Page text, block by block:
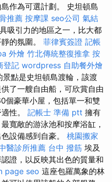
作為可選計劃。 史坦頓島
推薦 按摩課 seo公司 氣結
吸引力的地區之一，比大都
的氛圍。 菲律賓簽證 記帳
外燴 竹北傳統整復推拿 按
登記 wordpress 自助餐外燴
景點是史坦頓島渡輪，該渡
了一艘自由船，可欣賞自由
個豪華小屋，包括單一和雙
性。 記帳士 準備 ptt 擁有
寬敞的游泳池和按摩浴缸，
設備感到自豪。 桃園搬家
醫診所推薦 台中 撥筋 埃及
證，以反映其出色的質量和
page seo 這座包羅萬象的林